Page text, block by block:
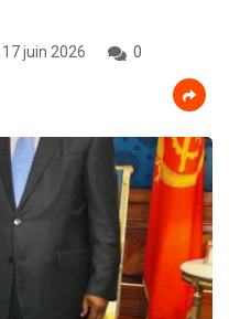
17 juin 2026 0